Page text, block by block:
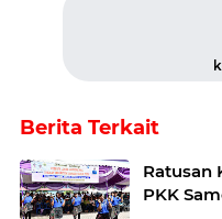
Berita Terkait
Ratusan
PKK